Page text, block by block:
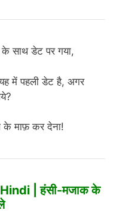
के साथ डेट पर गया,
में पहली डेट है, अगर
के माफ़ कर देना!
| हंसी-मजाक के